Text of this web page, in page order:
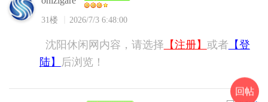
31楼 2026/7/3 6:48:00
沈阳休闲网内容，请选择 【注册】 或者 【登
陆】
后浏览！
回帖